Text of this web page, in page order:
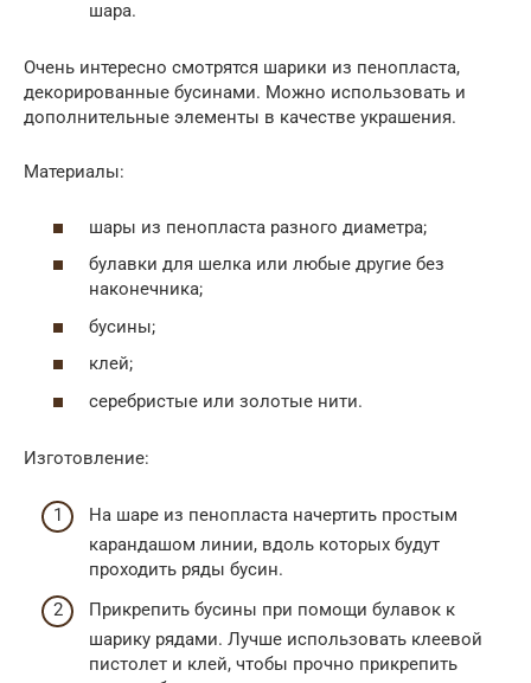
шара.
Очень интересно смотрятся шарики из пенопласта,
декорированные бусинами. Можно использовать и
дополнительные элементы в качестве украшения.
Материалы:
шары из пенопласта разного диаметра;
булавки для шелка или любые другие без
наконечника;
бусины;
клей;
серебристые или золотые нити.
Изготовление:
На шаре из пенопласта начертить простым
карандашом линии, вдоль которых будут
проходить ряды бусин.
Прикрепить бусины при помощи булавок к
шарику рядами. Лучше использовать клеевой
пистолет и клей, чтобы прочно прикрепить